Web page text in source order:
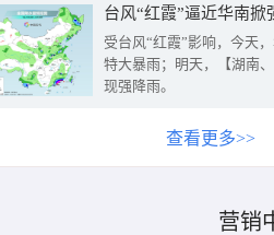
台风“红霞”逼近华南
受台风“红霞”影响，今天
特大暴雨；明天，【湖南
现强降雨。
查看更多>>
营销